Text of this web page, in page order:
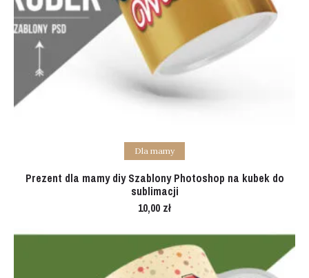
Add to cart
Dla mamy
Prezent dla mamy diy Szablony Photoshop na kubek do
sublimacji
10,00 zł